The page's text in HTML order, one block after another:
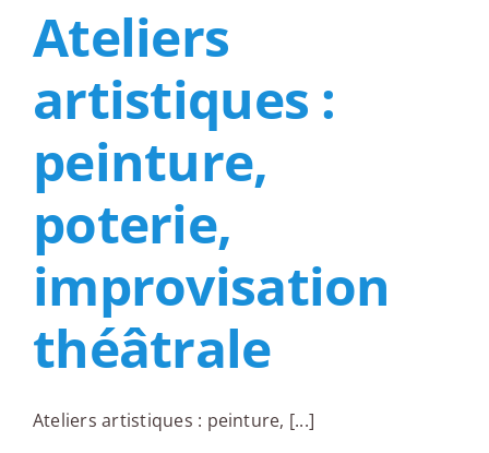
mixologie
suivi
d’un
dîner
Ateliers
artistiques :
peinture,
poterie,
improvisation
théâtrale
Ateliers artistiques : peinture, [...]